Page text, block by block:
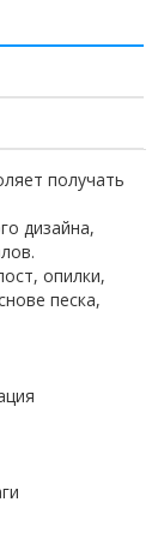
получать
дизайна,
опилки,
песка,